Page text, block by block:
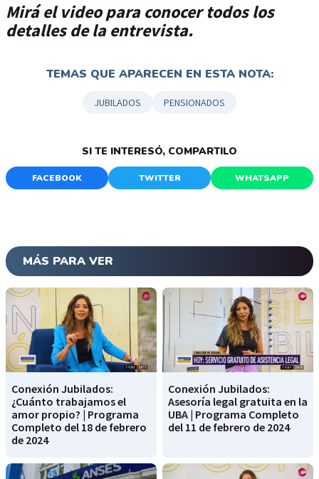
Mirá el video para conocer todos los
detalles de la entrevista.
TEMAS QUE APARECEN EN ESTA NOTA:
JUBILADOS PENSIONADOS
SI TE INTERESÓ, COMPARTILO
FACEBOOK TWITTER WHATSAPP
MÁS PARA VER
Conexión Jubilados:
¿Cuánto trabajamos el
amor propio? | Programa
Completo del 18 de febrero
de 2024
Conexión Jubilados:
Asesoría legal gratuita en la
UBA | Programa Completo
del 11 de febrero de 2024